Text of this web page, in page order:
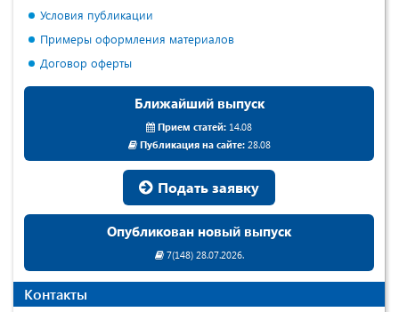
Условия публикации
Примеры оформления материалов
Договор оферты
Ближайший выпуск
Прием статей: 14.08
Публикация на сайте:28.08
Подать заявку
Опубликован новый выпуск
7(148) 28.07.2026.
Контакты